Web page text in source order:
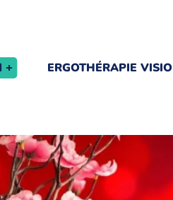
ERGOTHÉRAPIE VISIO